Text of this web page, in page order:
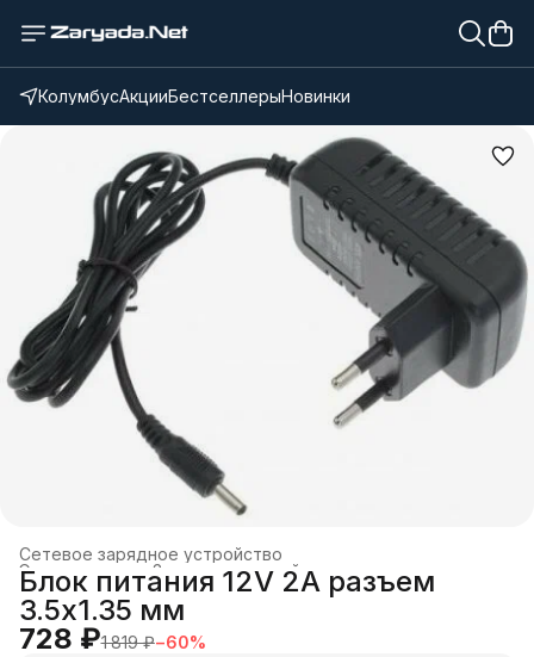
КолумбусАкцииБестселлерыНовинки
Сетевое зарядное устройство
Зарядные устройства и док-станции
Электроника
Главная ›
Блок питания 12V 2A разъем
3.5x1.35 мм
728 ₽1 819 ₽−60%